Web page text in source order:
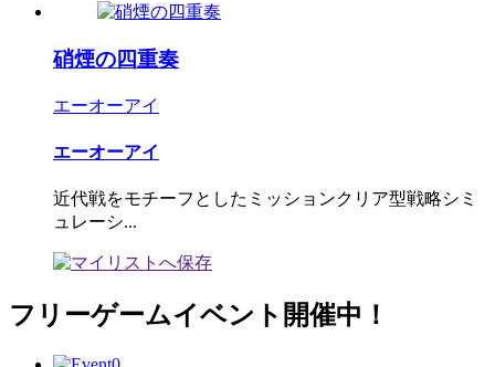
硝煙の四重奏
エーオーアイ
エーオーアイ
近代戦をモチーフとしたミッションクリア型戦略シミ
ュレーシ...
フリーゲームイベント開催中！